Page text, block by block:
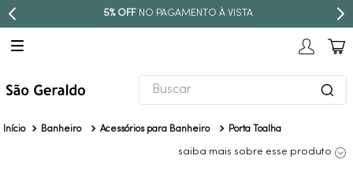
À VISTA PARCELE EM ATÉ 10X
Buscar
Banheiro Acessórios para Banheiro Porta Toalha
saiba mais sobre esse produto
TERMOS MAIS BUSCADOS